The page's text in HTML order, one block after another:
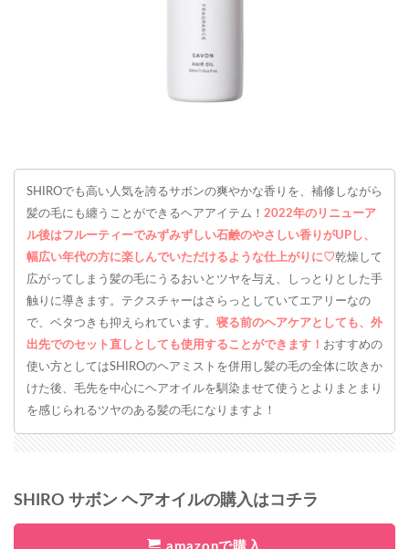
SHIROでも高い人気を誇るサボンの爽やかな香りを、補修しながら
髪の毛にも纏うことができるヘアアイテム！ 2022年のリニューア
ル後はフルーティーでみずみずしい石鹸のやさしい香りがUPし、
幅広い年代の方に楽しんでいただけるような仕上がりに♡乾燥して
広がってしまう髪の毛にうるおいとツヤを与え、しっとりとした手
触りに導きます。テクスチャーはさらっとしていてエアリーなの
で、ベタつきも抑えられています。 寝る前のヘアケアとしても、外
出先でのセット直しとしても使用することができます！ おすすめの
使い方としてはSHIROのヘアミストを併用し髪の毛の全体に吹きか
けた後、毛先を中心にヘアオイルを馴染ませて使うとよりまとまり
を感じられるツヤのある髪の毛になりますよ！
SHIRO サボン ヘアオイルの購入はコチラ